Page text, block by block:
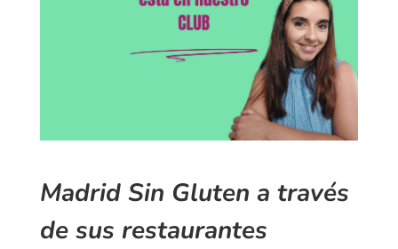
Madrid Sin Gluten a través
de sus restaurantes